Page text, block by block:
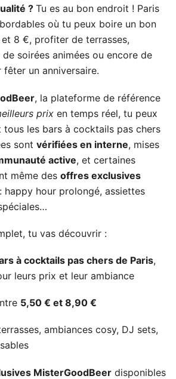
? Tu es au bon endroit ! Paris
où tu peux boire un bon
8 €, profiter de terrasses,
de soirées animées ou encore de
un anniversaire.
, la plateforme de référence
prix en temps réel, tu peux
tous les bars à cocktails pas chers
sont vérifiées en interne, mises
active, et certaines
même des offres exclusives
: happy hour prolongé, assiettes
tu vas découvrir :
à cocktails pas chers de Paris,
leurs prix et leur ambiance
5,50 € et 8,90 €
ambiances cosy, DJ sets,
MisterGoodBeer disponibles